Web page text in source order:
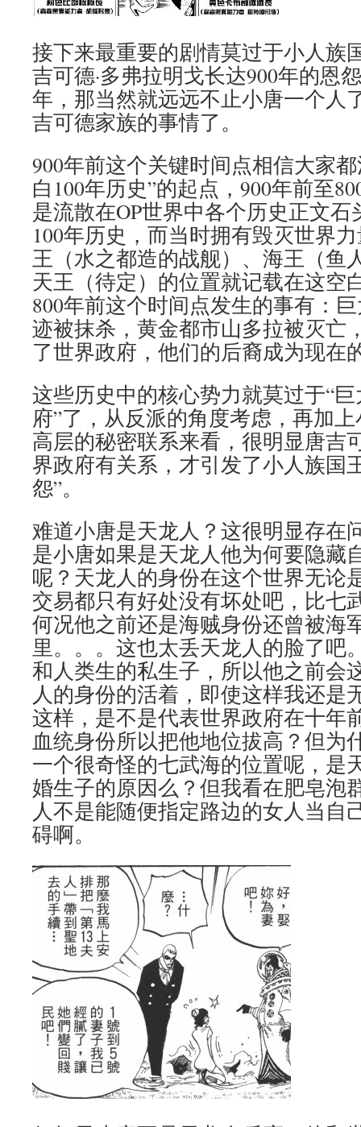
接下来最重要的剧情莫过于小人族
吉可德·多弗拉明戈长达900年的恩
年，那当然就远远不止小唐一个人
吉可德家族的事情了。
900年前这个关键时间点相信大家
白100年历史”的起点，900年前至
是流散在OP世界中各个历史正文
100年历史，而当时拥有毁灭世界
王（水之都造的战舰）、海王（鱼
天王（待定）的位置就记载在这空
800年前这个时间点发生的事有：
迹被抹杀，黄金都市山多拉被灭亡
了世界政府，他们的后裔成为现在
这些历史中的核心势力就莫过于“
府”了，从反派的角度考虑，再加
高层的秘密联系来看，很明显唐吉
界政府有关系，才引发了小人族国
怨”。
难道小唐是天龙人？这很明显存在
是小唐如果是天龙人他为何要隐藏
呢？天龙人的身份在这个世界无论
交易都只有好处没有坏处吧，比七
何况他之前还是海贼身份还曾被海
里。。。这也太丢天龙人的脸了吧
和人类生的私生子，所以他之前会
人的身份的活着，即使这样我还是
这样，是不是代表世界政府在十年
血统身份所以把他地位拔高？但为
一个很奇怪的七武海的位置呢，是
婚生子的原因么？但我看在肥皂泡
人不是能随便指定路边的女人当自
碍啊。